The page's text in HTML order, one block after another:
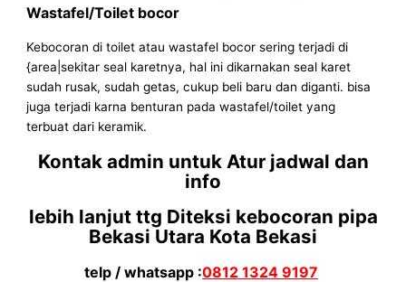
Wastafel/Toilet bocor
Kebocoran di toilet atau wastafel bocor sering terjadi di
{area|sekitar seal karetnya, hal ini dikarnakan seal karet
sudah rusak, sudah getas, cukup beli baru dan diganti. bisa
juga terjadi karna benturan pada wastafel/toilet yang
terbuat dari keramik.
Kontak admin untuk Atur jadwal dan
info
lebih lanjut ttg Diteksi kebocoran pipa
Bekasi Utara Kota Bekasi
telp / whatsapp :0812 1324 9197